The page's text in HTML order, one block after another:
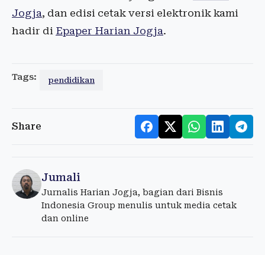
Jogja, dan edisi cetak versi elektronik kami
hadir di Epaper Harian Jogja.
Tags: pendidikan
Share
Jumali
Jurnalis Harian Jogja, bagian dari Bisnis
Indonesia Group menulis untuk media cetak
dan online